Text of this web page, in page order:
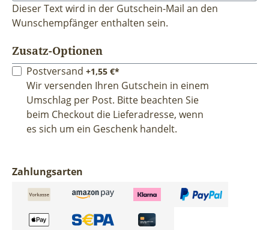
Dieser Text wird in der Gutschein-Mail an den
Wunschempfänger enthalten sein.
Zusatz-Optionen
Postversand +1,55 €*
Wir versenden Ihren Gutschein in einem
Umschlag per Post. Bitte beachten Sie
beim Checkout die Lieferadresse, wenn
es sich um ein Geschenk handelt.
Zahlungsarten